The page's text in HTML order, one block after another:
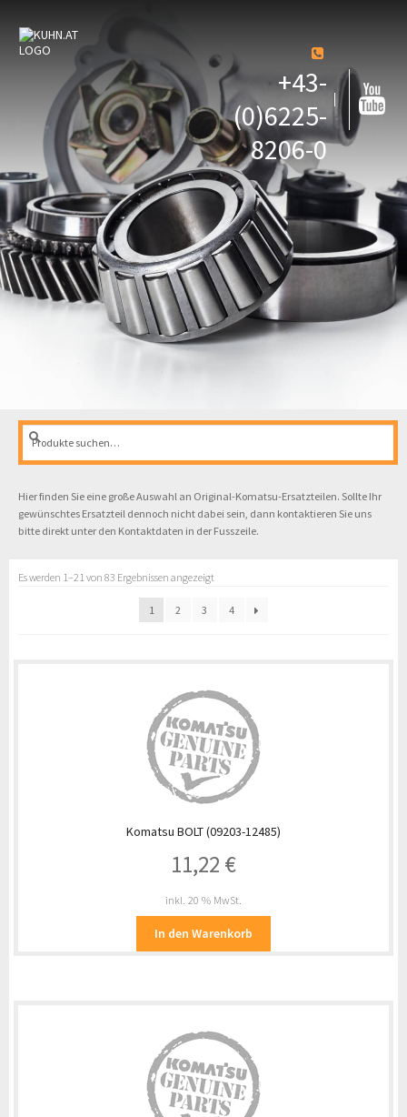
+43-
(0)6225-
8206-0
Suche
nach:
Suche
Hier finden Sie eine große Auswahl an Original-Komatsu-Ersatzteilen. Sollte Ihr
gewünschtes Ersatzteil dennoch nicht dabei sein, dann kontaktieren Sie uns
bitte direkt unter den Kontaktdaten in der Fusszeile.
Es werden 1–21 von 83 Ergebnissen angezeigt
1 2 3 4
Komatsu BOLT (09203-12485)
11,22 €
inkl. 20 % MwSt.
In den Warenkorb